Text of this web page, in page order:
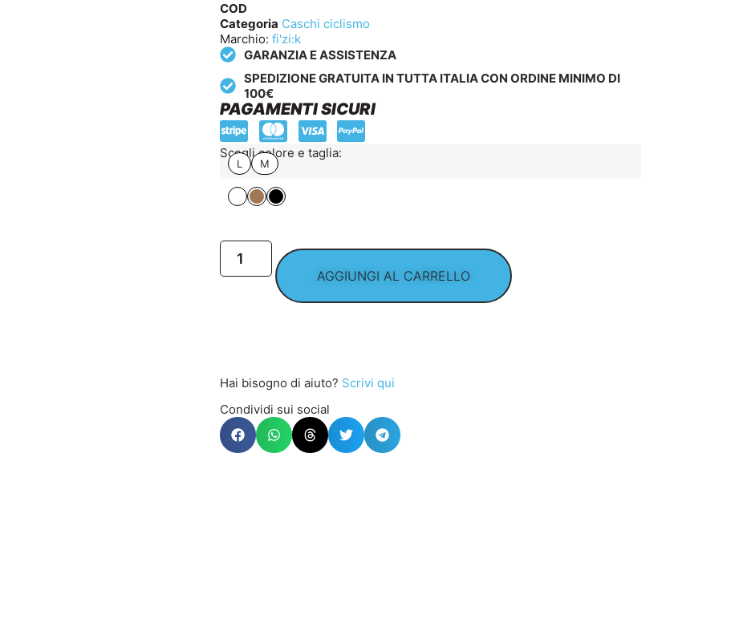
COD
Categoria Caschi ciclismo
Marchio: fi'zi:k
GARANZIA E ASSISTENZA
SPEDIZIONE GRATUITA IN TUTTA ITALIA CON ORDINE MINIMO DI
100€
PAGAMENTI SICURI
Scegli colore e taglia:
L M
AGGIUNGI AL CARRELLO
Hai bisogno di aiuto? Scrivi qui
Condividi sui social